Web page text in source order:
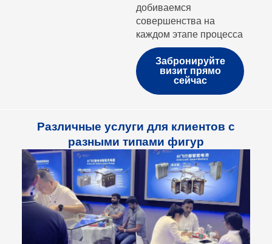
добиваемся
совершенства на
каждом этапе процесса
Забронируйте
визит прямо
сейчас
Различные услуги для клиентов с
разными типами фигур